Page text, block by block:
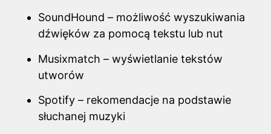
SoundHound – możliwość wyszukiwania
dźwięków za pomocą tekstu lub nut
Musixmatch – wyświetlanie tekstów
utworów
Spotify – rekomendacje na podstawie
słuchanej muzyki